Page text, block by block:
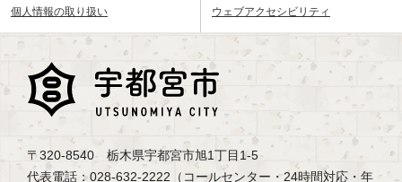
個人情報の取り扱い ウェブアクセシビリティ
〒320-8540 栃木県宇都宮市旭1丁目1-5
代表電話：028-632-2222（コールセンター・24時間対応・年